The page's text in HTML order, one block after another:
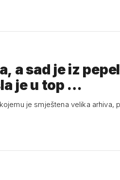
a sad je iz
je u top …
je smještena velika arhiva,